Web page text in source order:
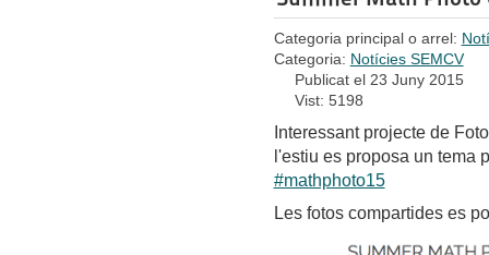
Categoria principal o arrel:
Categoria: Notícies SEMCV
Publicat el 23 Juny 2015
Vist: 5198
Interessant projecte de
l'estiu es proposa un tema
#mathphoto15
Les fotos compartides es